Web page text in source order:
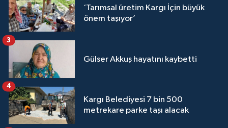
‘Tarımsal üretim Kargı İçin büyük
önem taşıyor’
Gülser Akkuş hayatını kaybetti
3
Kargı Belediyesi 7 bin 500
metrekare parke taşı alacak
4